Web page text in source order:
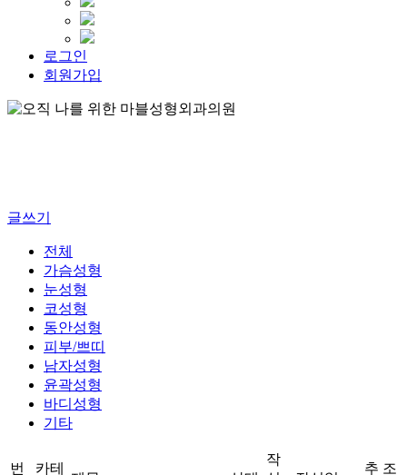
로그인
회원가입
글쓰기
전체
가슴성형
눈성형
코성형
동안성형
피부/쁘띠
남자성형
윤곽성형
바디성형
기타
번 카테
작
추 조